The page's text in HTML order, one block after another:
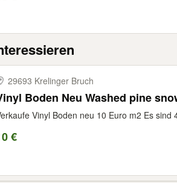
29693 Krelinger Bruch
Boden Neu Washed pine
Vinyl Boden neu 10 Euro m2 Es sind
€